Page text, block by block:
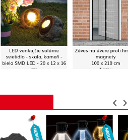
solárne
- skala, kameň -
LED - 20 x 12 x 16
Záves na dvere proti hmyzu
100 x 210 cm